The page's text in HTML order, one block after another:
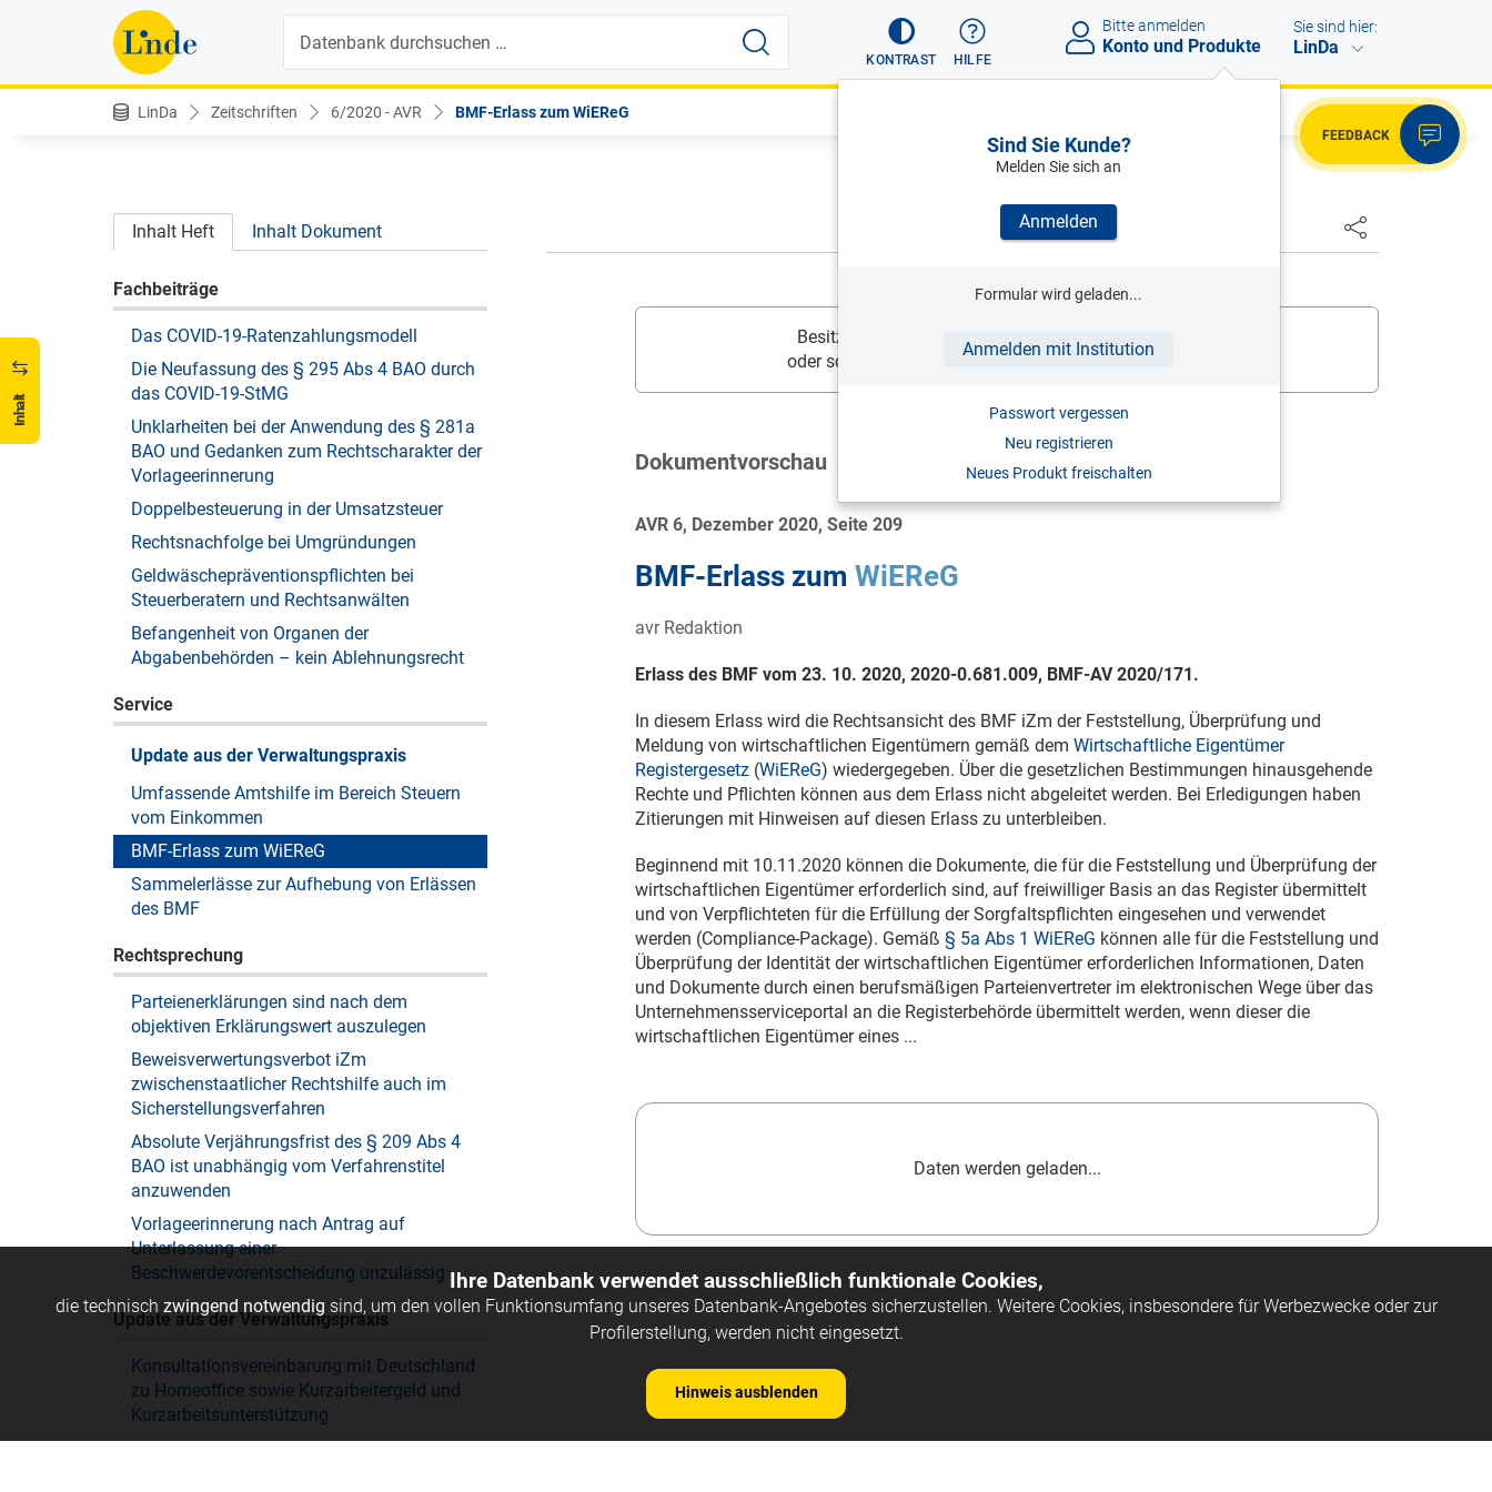
KONTRAST HILFE
Bitte anmelden
Konto und Produkte
Sind Sie Kunde?
Melden Sie sich an
Anmelden
Formular wird geladen...
Anmelden mit Institution
Passwort vergessen
Neu registrieren
Neues Produkt freischalten
Sie sind hier:
LinDa
LinDa Zeitschriften 6/2020 - AVR BMF-Erlass zum WiEReG
FEEDBACK
Inhalt
Inhalt Heft Inhalt Dokument
Fachbeiträge
Das COVID-19-Ratenzahlungsmodell
Die Neufassung des § 295 Abs 4 BAO durch
das COVID-19-StMG
Unklarheiten bei der Anwendung des § 281a
BAO und Gedanken zum Rechtscharakter der
Vorlageerinnerung
Doppelbesteuerung in der Umsatzsteuer
Rechtsnachfolge bei Umgründungen
Geldwäschepräventionspflichten bei
Steuerberatern und Rechtsanwälten
Befangenheit von Organen der
Abgabenbehörden – kein Ablehnungsrecht
Service
Update aus der Verwaltungspraxis
Umfassende Amtshilfe im Bereich Steuern
vom Einkommen
BMF-Erlass zum WiEReG
Sammelerlässe zur Aufhebung von Erlässen
des BMF
Rechtsprechung
Parteienerklärungen sind nach dem
objektiven Erklärungswert auszulegen
Beweisverwertungsverbot iZm
zwischenstaatlicher Rechtshilfe auch im
Sicherstellungsverfahren
Absolute Verjährungsfrist des § 209 Abs 4
BAO ist unabhängig vom Verfahrenstitel
anzuwenden
Vorlageerinnerung nach Antrag auf
Unterlassung einer
Beschwerdevorentscheidung unzulässig
Update aus der Verwaltungspraxis
Konsultationsvereinbarung mit Deutschland
zu Homeoffice sowie Kurzarbeitergeld und
Kurzarbeitsunterstützung
Verständigungsvereinbarung mit der
Besitzen Sie diesen Inhalt bereits, melden Sie sich an
oder schalten Sie
Ihr Produkt zur digitalen Nutzung frei
Dokumentvorschau
AVR 6, Dezember 2020, Seite 209
BMF-Erlass zum WiEReG
avr Redaktion
Erlass des BMF vom 23. 10. 2020, 2020-0.681.009, BMF-AV 2020/171.
In diesem Erlass wird die Rechtsansicht des BMF iZm der Feststellung, Überprüfung und
Meldung von wirtschaftlichen Eigentümern gemäß dem Wirtschaftliche Eigentümer
Registergesetz (WiEReG) wiedergegeben. Über die gesetzlichen Bestimmungen hinausgehende
Rechte und Pflichten können aus dem Erlass nicht abgeleitet werden. Bei Erledigungen haben
Zitierungen mit Hinweisen auf diesen Erlass zu unterbleiben.
Beginnend mit 10.11.2020 können die Dokumente, die für die Feststellung und Überprüfung der
wirtschaftlichen Eigentümer erforderlich sind, auf freiwilliger Basis an das Register übermittelt
und von Verpflichteten für die Erfüllung der Sorgfaltspflichten eingesehen und verwendet
werden (Compliance-Package). Gemäß § 5a Abs 1 WiEReG können alle für die Feststellung und
Überprüfung der Identität der wirtschaftlichen Eigentümer erforderlichen Informationen, Daten
und Dokumente durch einen berufsmäßigen Parteienvertreter im elektronischen Wege über das
Unternehmensserviceportal an die Registerbehörde übermittelt werden, wenn dieser die
wirtschaftlichen Eigentümer eines ...
Daten werden geladen...
Ihre Datenbank verwendet ausschließlich funktionale Cookies,
die technisch zwingend notwendig sind, um den vollen Funktionsumfang unseres Datenbank-Angebotes sicherzustellen. Weitere Cookies, insbesondere für Werbezwecke oder zur
Profilerstellung, werden nicht eingesetzt.
Hinweis ausblenden